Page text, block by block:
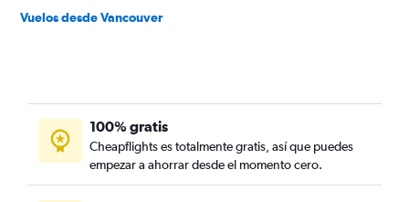
Vuelos desde Vancouver
100% gratis
Cheapflights es totalmente gratis, así que puedes
empezar a ahorrar desde el momento cero.